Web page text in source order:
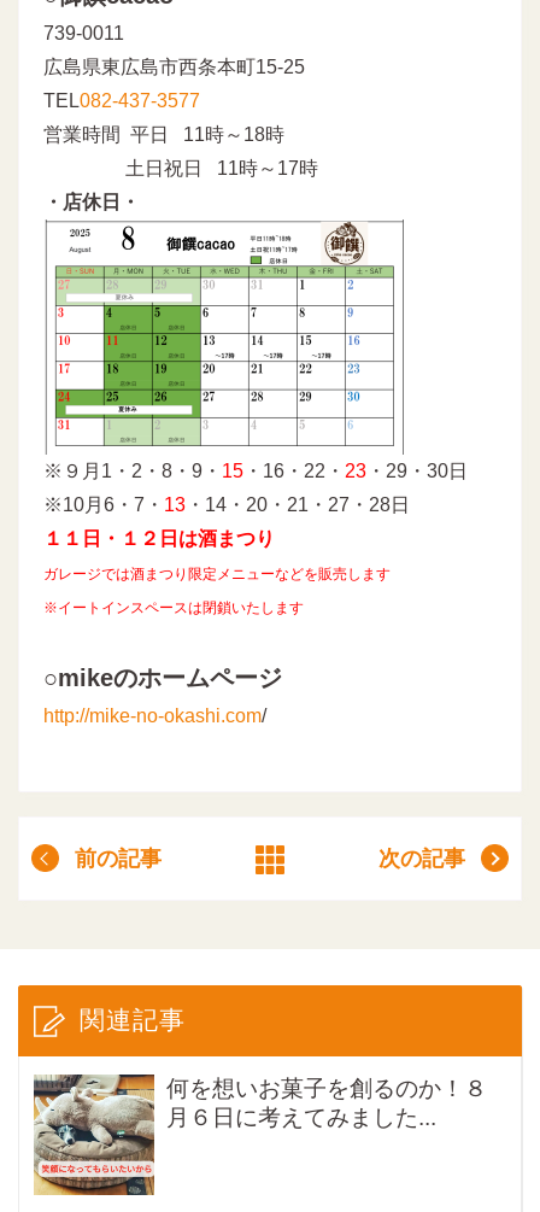
739-0011
広島県東広島市西条本町15-25
TEL082-437-3577
営業時間 平日 11時～18時
土日祝日 11時～17時
・店休日・
※９月1・2・8・9・ 15 ・16・22・ 23 ・29・30日
※10月6・7・ 13 ・14・20・21・27・28日
１１日・１２日は酒まつり
ガレージでは酒まつり限定メニューなどを販売します
※イートインスペースは閉鎖いたします
○mikeのホームページ
http://mike-no-okashi.com/
前の記事 次の記事
関連記事
何を想いお菓子を創るのか！８
月６日に考えてみました...